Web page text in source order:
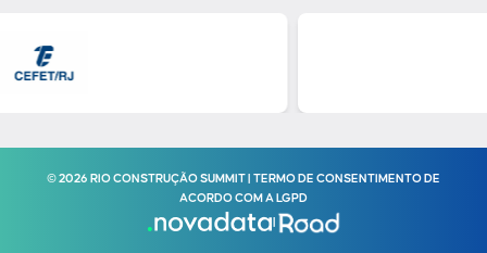
© 2026 RIO CONSTRUÇÃO SUMMIT | TERMO DE CONSENTIMENTO DE
ACORDO COM A LGPD